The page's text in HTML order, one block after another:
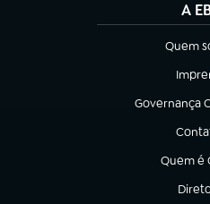
A
Quem
(abre
(abre
Governança
(abre em
(abre
Quem é
(abre em
(abre